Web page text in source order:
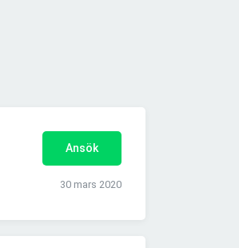
Ansök
30 mars 2020